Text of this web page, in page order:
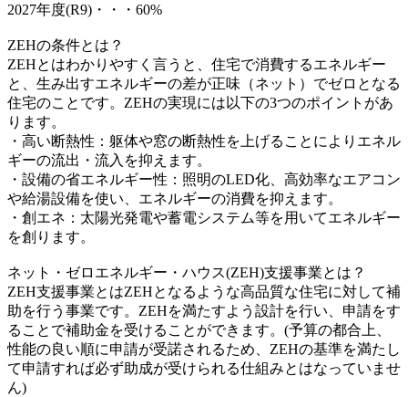
2027年度(R9)・・・60%
ZEHの条件とは？
ZEHとはわかりやすく言うと、住宅で消費するエネルギー
と、生み出すエネルギーの差が正味（ネット）でゼロとなる
住宅のことです。ZEHの実現には以下の3つのポイントがあ
ります。
・高い断熱性：躯体や窓の断熱性を上げることによりエネル
ギーの流出・流入を抑えます。
・設備の省エネルギー性：照明のLED化、高効率なエアコン
や給湯設備を使い、エネルギーの消費を抑えます。
・創エネ：太陽光発電や蓄電システム等を用いてエネルギー
を創ります。
ネット・ゼロエネルギー・ハウス(ZEH)支援事業とは？
ZEH支援事業とはZEHとなるような高品質な住宅に対して補
助を行う事業です。ZEHを満たすよう設計を行い、申請をす
ることで補助金を受けることができます。(予算の都合上、
性能の良い順に申請が受諾されるため、ZEHの基準を満たし
て申請すれば必ず助成が受けられる仕組みとはなっていませ
ん)